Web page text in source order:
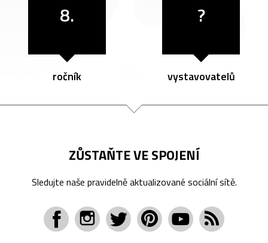
8.
ročník
?
vystavovatelů
ZŮSTAŇTE VE SPOJENÍ
Sledujte naše pravidelně aktualizované sociální sítě.